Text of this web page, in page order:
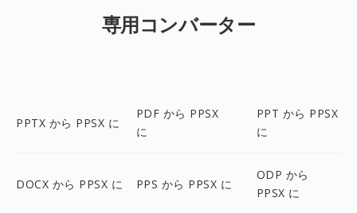
専用コンバーター
PPTX から PPSX に
PDF から PPSX
に
PPT から PPSX
に
DOCX から PPSX に PPS から PPSX に
ODP から
PPSX に